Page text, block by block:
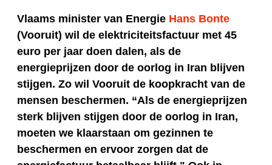
Vlaams minister van Energie Hans Bonte
(Vooruit) wil de elektriciteitsfactuur met 45
euro per jaar doen dalen, als de
energieprijzen door de oorlog in Iran blijven
stijgen. Zo wil Vooruit de koopkracht van de
mensen beschermen. “Als de energieprijzen
sterk blijven stijgen door de oorlog in Iran,
moeten we klaarstaan om gezinnen te
beschermen en ervoor zorgen dat de